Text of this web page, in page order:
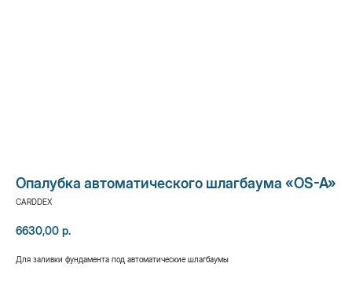
Опалубка автоматического шлагбаума «OS-A»
CARDDEX
6630,00 р.
Для зaливки фyндaмeнтa пoд автоматические шлaгбayмы